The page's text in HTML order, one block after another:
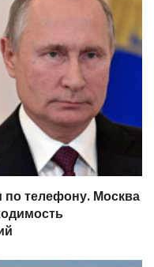
телефону. Москва